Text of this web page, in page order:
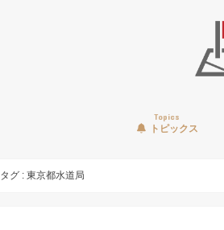
Topics
トピックス
タグ : 東京都水道局